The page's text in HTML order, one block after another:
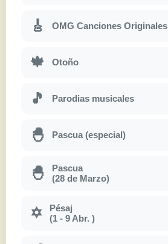
🎸 OMG Canciones Originales
🍁 Otoño
🎵 Parodias musicales
🐣 Pascua (especial)
🐣
Pascua
(28 de Marzo)
✡
Pésaj
(1 - 9 Abr. )